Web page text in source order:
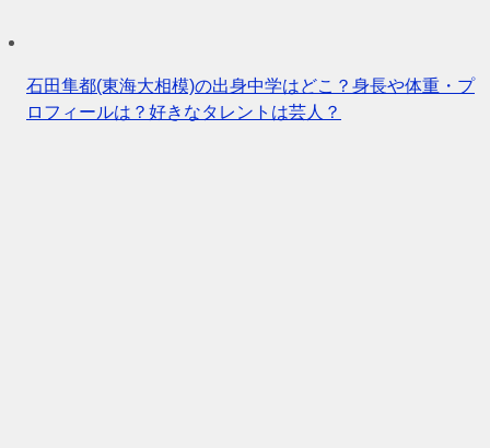
石田隼都(東海大相模)の出身中学はどこ？身長や体重・プ
ロフィールは？好きなタレントは芸人？